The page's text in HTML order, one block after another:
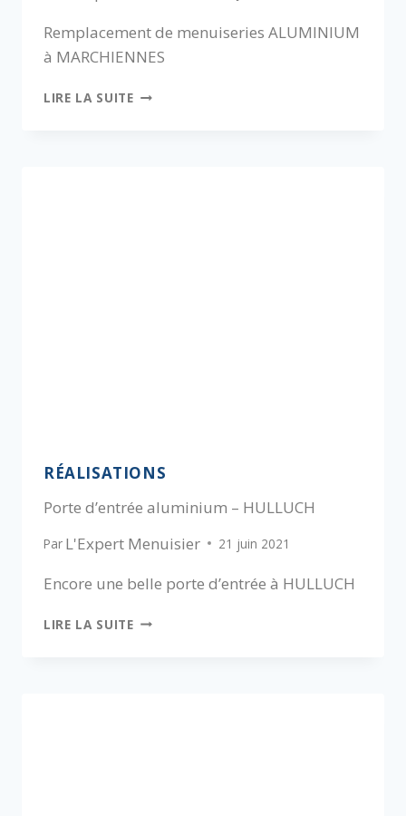
Remplacement de menuiseries ALUMINIUM
à MARCHIENNES
LIRE LA SUITE
RÉALISATIONS
Porte d’entrée aluminium – HULLUCH
Par L'Expert Menuisier 21 juin 2021
Encore une belle porte d’entrée à HULLUCH
LIRE LA SUITE